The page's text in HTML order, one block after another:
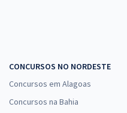
CONCURSOS NO NORDESTE
Concursos em Alagoas
Concursos na Bahia